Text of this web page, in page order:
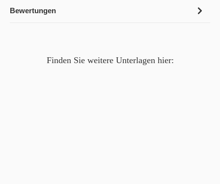
Bewertungen
Finden Sie weitere Unterlagen hier: